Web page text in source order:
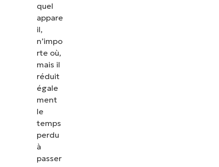
quel
appare
il,
n’impo
rte où,
mais il
réduit
égale
ment
le
temps
perdu
à
passer